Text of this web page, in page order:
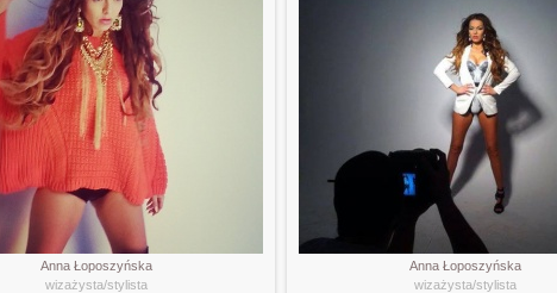
Anna Łoposzyńska
wizażysta/stylista
Anna Łoposzyńska
wizażysta/stylista